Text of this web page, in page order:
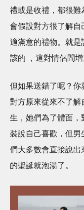
禮或是收禮，都很
會假設對方很了解
適滿意的禮物。就
該的 ，這對情侶間增
但如果送錯了呢？
對方原來從來不了
生，她們為了體面
裝說自己喜歡，但
們大多數會直接說
的聖誕就泡湯了。